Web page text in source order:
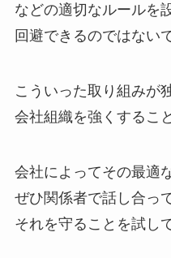
などの適切なルールを
回避できるのではない
こういった取り組みが
会社組織を強くするこ
会社によってその最適
ぜひ関係者で話し合っ
それを守ることを試し